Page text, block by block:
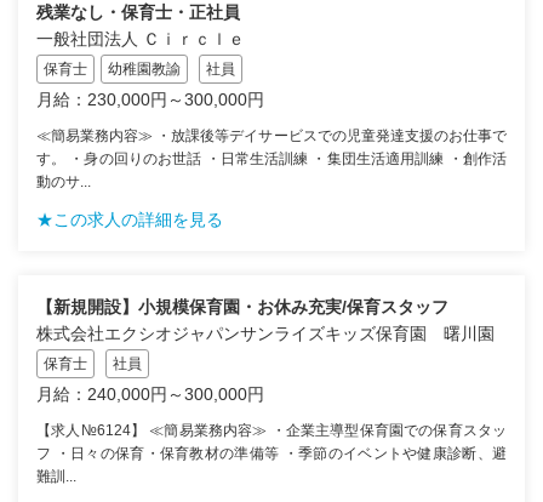
残業なし・保育士・正社員
一般社団法人 Ｃｉｒｃｌｅ
保育士 幼稚園教諭 社員
月給：230,000円～300,000円
≪簡易業務内容≫ ・放課後等デイサービスでの児童発達支援のお仕事で
す。 ・身の回りのお世話 ・日常生活訓練 ・集団生活適用訓練 ・創作活
動のサ...
★この求人の詳細を見る
【新規開設】小規模保育園・お休み充実/保育スタッフ
株式会社エクシオジャパンサンライズキッズ保育園 曙川園
保育士 社員
月給：240,000円～300,000円
【求人№6124】 ≪簡易業務内容≫ ・企業主導型保育園での保育スタッ
フ ・日々の保育・保育教材の準備等 ・季節のイベントや健康診断、避
難訓...